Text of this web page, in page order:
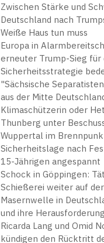
Zwischen Stärke und
Deutschland nach
Weiße Haus tun muss
Europa in
erneuter Trump-Sieg für
Sicherheitsstrategie
"Sächsische
aus der Mitte
Klimaschützerin oder
Thunberg unter
Wuppertal im
Sicherheitslage nach
15-Jährigen angespannt
Schock in Göppingen:
Schießerei weiter auf
Masernwelle in
und ihre
Ricarda Lang und Omid
kündigen den Rücktritt